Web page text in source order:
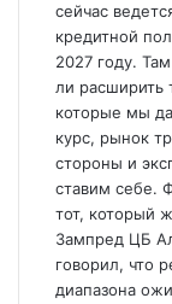
сейчас
кредитной
2027 году.
ли расширить
которые мы
курс, рынок
стороны и
ставим себе.
тот, который
Зампред ЦБ
говорил, что
диапазона